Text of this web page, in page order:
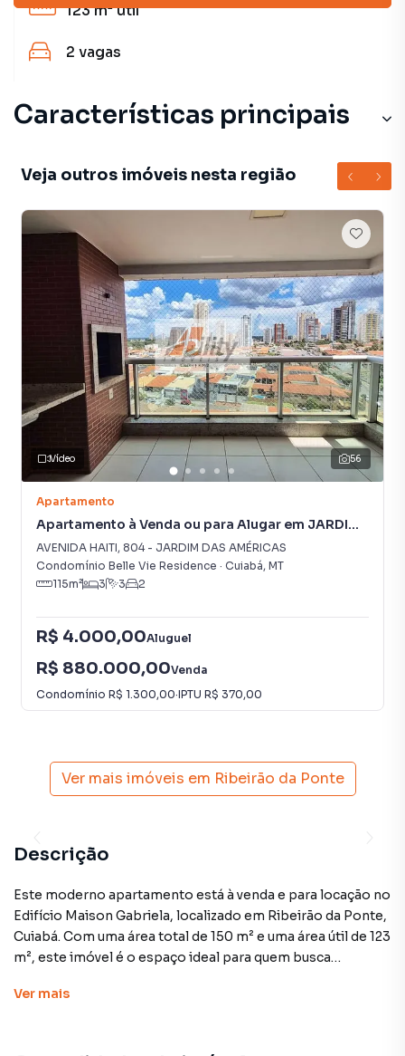
123 m²útil
2 vagas
Características principais
Armário Cozinha
Churrasqueira
Elevador
Veja outros imóveis nesta região
56
Vídeo
Apartamento
Apartamento à Venda ou para Alugar em JARDIM
DAS AMÉRICAS
AVENIDA HAITI, 804- JARDIM DAS AMÉRICAS
Condomínio Belle Vie Residence · Cuiabá, MT
115m² 3 3 2
R$ 4.000,00Aluguel
R$ 880.000,00Venda
Condomínio R$ 1.300,00·IPTU R$ 370,00
Ver mais imóveis em Ribeirão da Ponte
Descrição
Este moderno apartamento está à venda e para locação no
Edifício Maison Gabriela, localizado em Ribeirão da Ponte,
Cuiabá. Com uma área total de 150 m² e uma área útil de 123
m², este imóvel é o espaço ideal para quem busca
Ver mais